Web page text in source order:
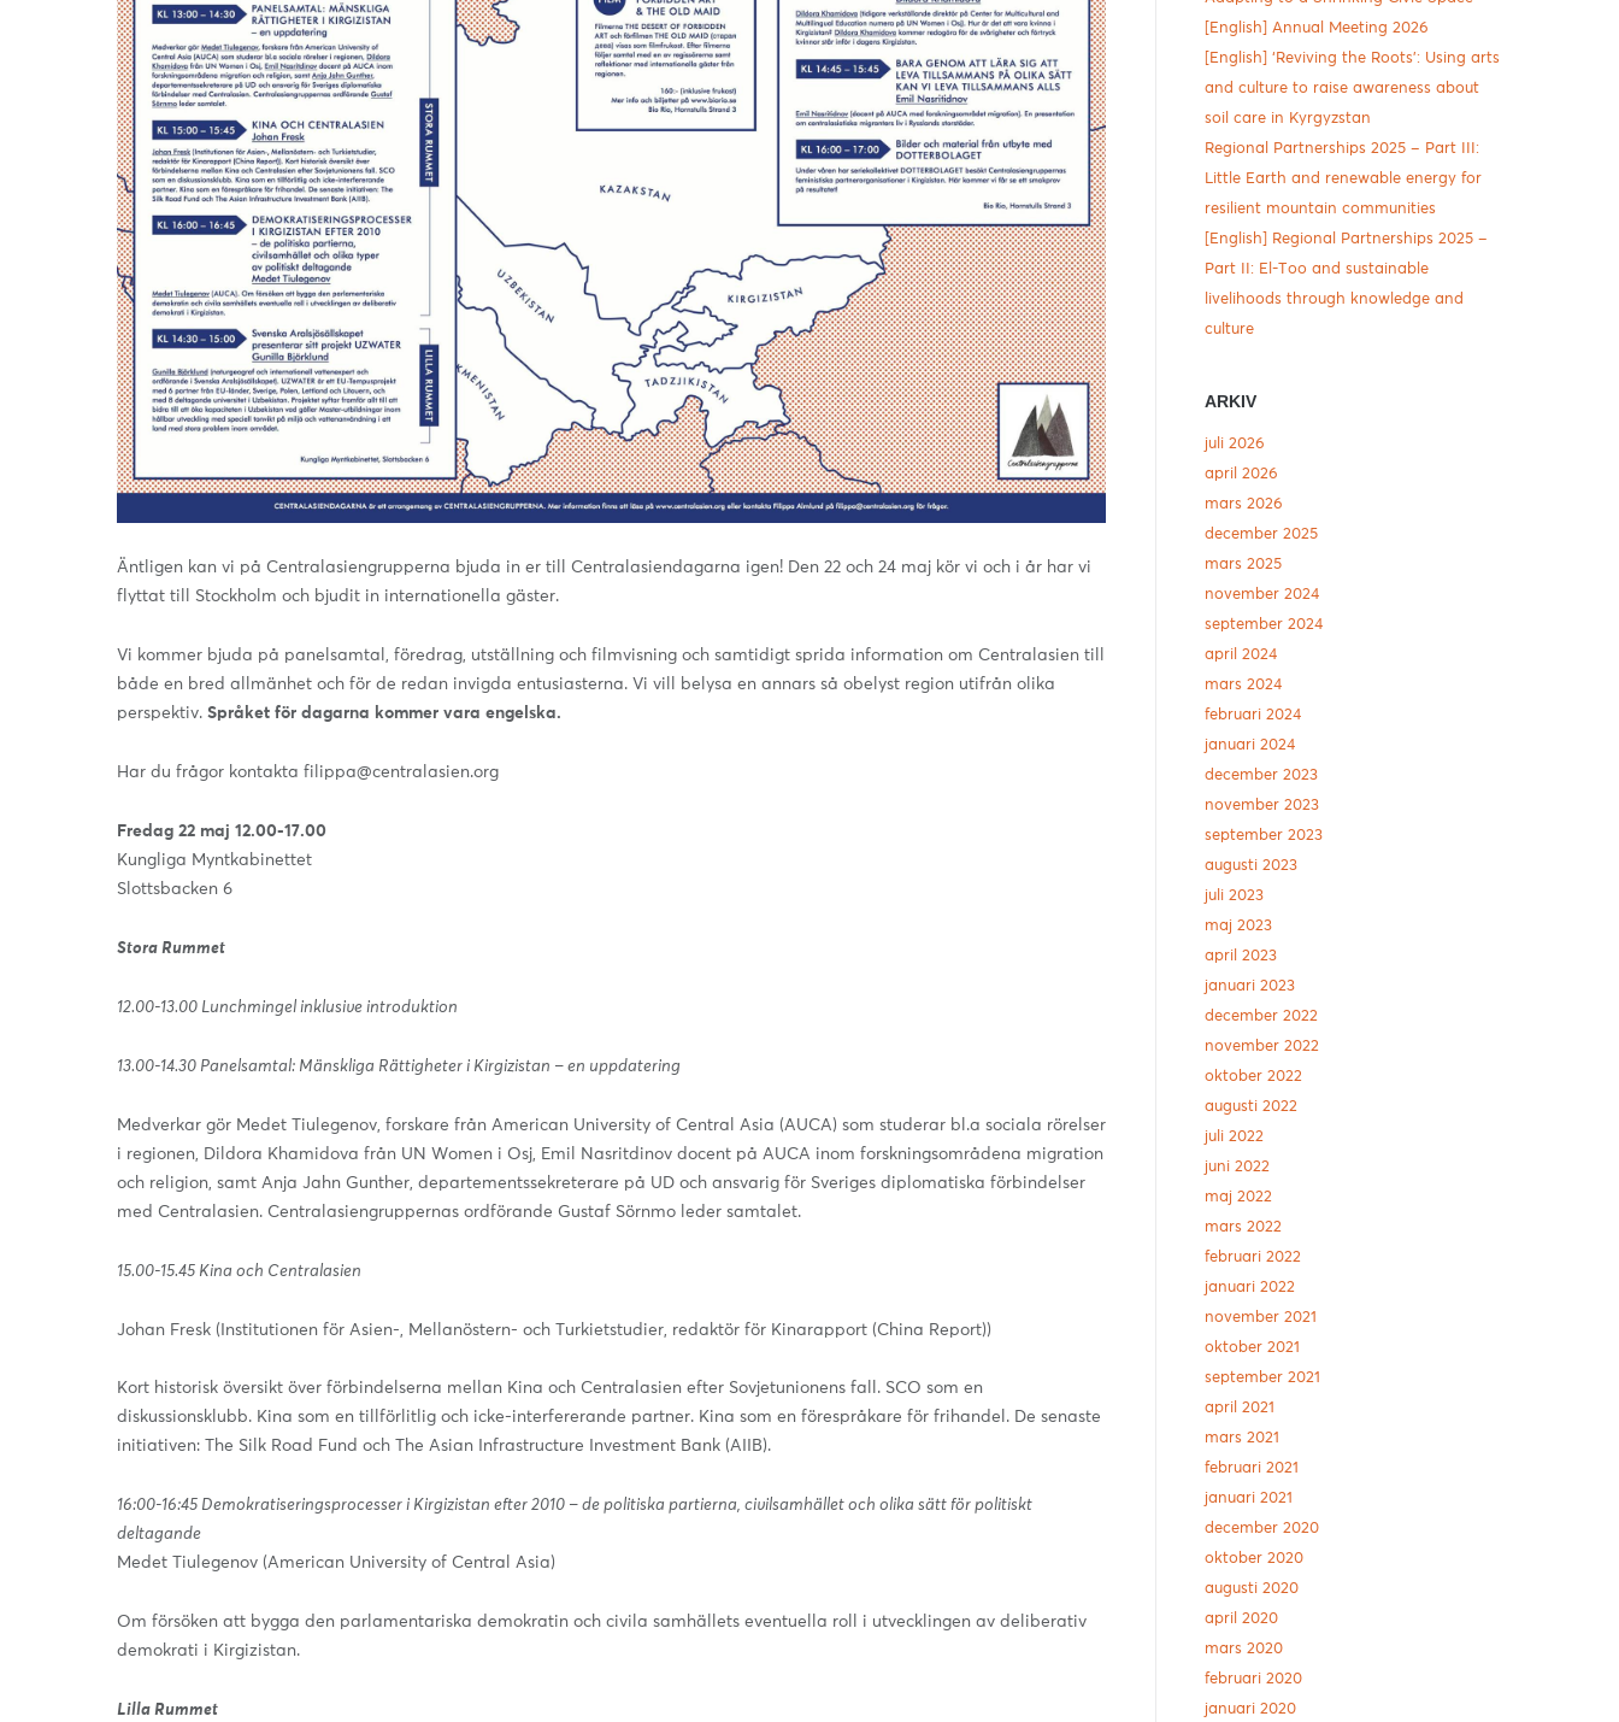
Äntligen kan vi på Centralasiengrupperna bjuda in er till Centralasiendagarna igen! Den 22 och 24 maj kör vi och i år har vi
flyttat till Stockholm och bjudit in internationella gäster.
Vi kommer bjuda på panelsamtal, föredrag, utställning och filmvisning och samtidigt sprida information om Centralasien till
både en bred allmänhet och för de redan invigda entusiasterna. Vi vill belysa en annars så obelyst region utifrån olika
perspektiv. Språket för dagarna kommer vara engelska.
Har du frågor kontakta filippa@centralasien.org
Fredag 22 maj 12.00-17.00
Kungliga Myntkabinettet
Slottsbacken 6
Stora Rummet
12.00-13.00 Lunchmingel inklusive introduktion
13.00-14.30 Panelsamtal: Mänskliga Rättigheter i Kirgizistan – en uppdatering
Medverkar gör Medet Tiulegenov, forskare från American University of Central Asia (AUCA) som studerar bl.a sociala rörelser
i regionen, Dildora Khamidova från UN Women i Osj, Emil Nasritdinov docent på AUCA inom forskningsområdena migration
och religion, samt Anja Jahn Gunther, departementssekreterare på UD och ansvarig för Sveriges diplomatiska förbindelser
med Centralasien. Centralasiengruppernas ordförande Gustaf Sörnmo leder samtalet.
15.00-15.45 Kina och Centralasien
Johan Fresk (Institutionen för Asien-, Mellanöstern- och Turkietstudier, redaktör för Kinarapport (China Report))
Kort historisk översikt över förbindelserna mellan Kina och Centralasien efter Sovjetunionens fall. SCO som en
diskussionsklubb. Kina som en tillförlitlig och icke-interfererande partner. Kina som en förespråkare för frihandel. De senaste
initiativen: The Silk Road Fund och The Asian Infrastructure Investment Bank (AIIB).
16:00-16:45 Demokratiseringsprocesser i Kirgizistan efter 2010 – de politiska partierna, civilsamhället och olika sätt för politiskt
deltagande
Medet Tiulegenov (American University of Central Asia)
Om försöken att bygga den parlamentariska demokratin och civila samhällets eventuella roll i utvecklingen av deliberativ
demokrati i Kirgizistan.
Lilla Rummet
[English] Annual Meeting 2026
[English] ‘Reviving the Roots’: Using arts
and culture to raise awareness about
soil care in Kyrgyzstan
Regional Partnerships 2025 – Part III:
Little Earth and renewable energy for
resilient mountain communities
[English] Regional Partnerships 2025 –
Part II: El-Too and sustainable
livelihoods through knowledge and
culture
ARKIV
juli 2026
april 2026
mars 2026
december 2025
mars 2025
november 2024
september 2024
april 2024
mars 2024
februari 2024
januari 2024
december 2023
november 2023
september 2023
augusti 2023
juli 2023
maj 2023
april 2023
januari 2023
december 2022
november 2022
oktober 2022
augusti 2022
juli 2022
juni 2022
maj 2022
mars 2022
februari 2022
januari 2022
november 2021
oktober 2021
september 2021
april 2021
mars 2021
februari 2021
januari 2021
december 2020
oktober 2020
augusti 2020
april 2020
mars 2020
februari 2020
januari 2020